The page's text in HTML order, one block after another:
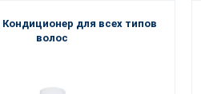
для всех типов
волос